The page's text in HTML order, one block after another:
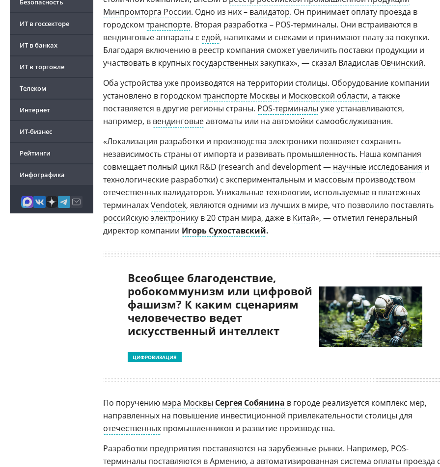
Безопасность
ИТ в госсекторе
ИТ в банках
ИТ в торговле
Телеком
Интернет
ИТ-бизнес
Рейтинги
Инфографика
Минпромторга России. Одно из них – валидатор. Он принимает оплату проезда в
городском транспорте. Вторая разработка – POS-терминалы. Они встраиваются в
вендинговые аппараты с едой, напитками и снеками и принимают плату за покупки.
Благодаря включению в реестр компания сможет увеличить поставки продукции и
участвовать в крупных государственныхзакупках», — сказал Владислав Овчинский.
Оба устройства уже производятся на территории столицы. Оборудование компании
установлено в городском транспорте Москвы и Московской области, а также
поставляется в другие регионы страны. POS-терминалы уже устанавливаются,
например, в вендинговыеавтоматы или на автомойки самообслуживания.
«Локализация разработки и производства электроники позволяет сохранить
независимость страны от импорта и развивать промышленность. Наша компания
совмещает полный цикл R&D (research and development — научные исследования и
технологические разработки) с экспериментальным и массовым производством
отечественных валидаторов. Уникальные технологии, используемые в платежных
терминалахVendotek, являются одними из лучших в мире, что позволило поставлять
российскую электронику в 20 стран мира, даже в Китай», — отметил генеральный
директор компании Игорь Сухоставский.
Всеобщее благоденствие,
робокоммунизм или цифровой
фашизм? К каким сценариям
человечество ведет
искусственный интеллект
ЦИФРОВИЗАЦИЯ
По поручению мэра Москвы Сергея Собянина в городе реализуется комплекс мер,
направленных на повышение инвестиционной привлекательности столицы для
отечественных промышленников и развитие производства.
Разработки предприятия поставляются на зарубежные рынки. Например, POS-
терминалы поставляются вАрмению, а автоматизированная система оплаты проезда